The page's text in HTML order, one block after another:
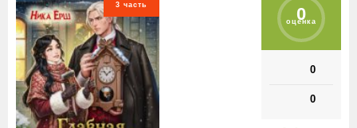
3 часть 0
оценка
0
0